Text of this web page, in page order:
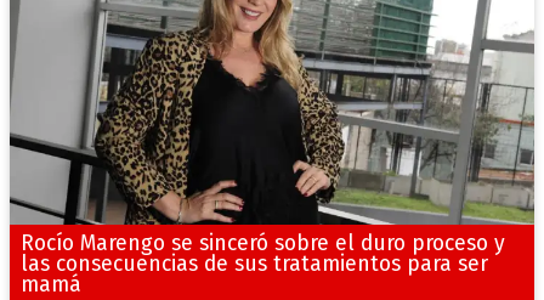
Rocío Marengo se sinceró sobre el duro proceso y
las consecuencias de sus tratamientos para ser
mamá